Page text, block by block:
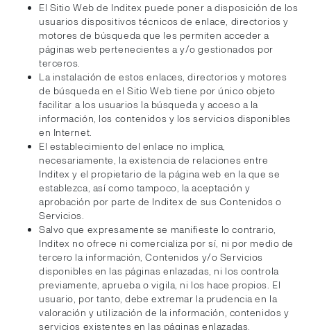
El Sitio Web de Inditex puede poner a disposición de los
usuarios dispositivos técnicos de enlace, directorios y
motores de búsqueda que les permiten acceder a
páginas web pertenecientes a y/o gestionados por
terceros.
La instalación de estos enlaces, directorios y motores
de búsqueda en el Sitio Web tiene por único objeto
facilitar a los usuarios la búsqueda y acceso a la
información, los contenidos y los servicios disponibles
en Internet.
El establecimiento del enlace no implica,
necesariamente, la existencia de relaciones entre
Inditex y el propietario de la página web en la que se
establezca, así como tampoco, la aceptación y
aprobación por parte de Inditex de sus Contenidos o
Servicios.
Salvo que expresamente se manifieste lo contrario,
Inditex no ofrece ni comercializa por sí, ni por medio de
tercero la información, Contenidos y/o Servicios
disponibles en las páginas enlazadas, ni los controla
previamente, aprueba o vigila, ni los hace propios. El
usuario, por tanto, debe extremar la prudencia en la
valoración y utilización de la información, contenidos y
servicios existentes en las páginas enlazadas.